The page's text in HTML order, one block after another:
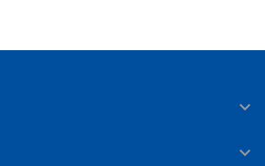

